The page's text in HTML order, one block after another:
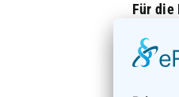
Für die